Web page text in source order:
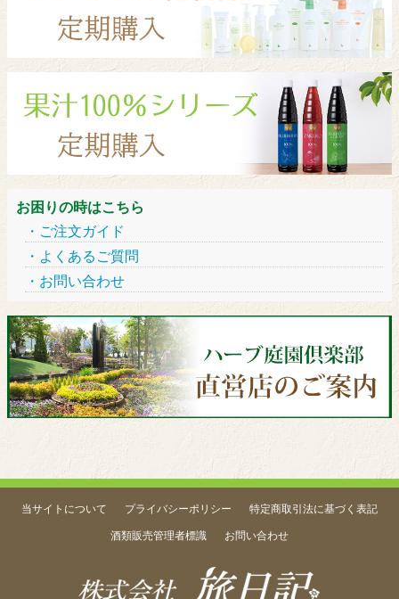
お困りの時はこちら
ご注文ガイド
よくあるご質問
お問い合わせ
当サイトについて プライバシーポリシー 特定商取引法に基づく表記
酒類販売管理者標識 お問い合わせ